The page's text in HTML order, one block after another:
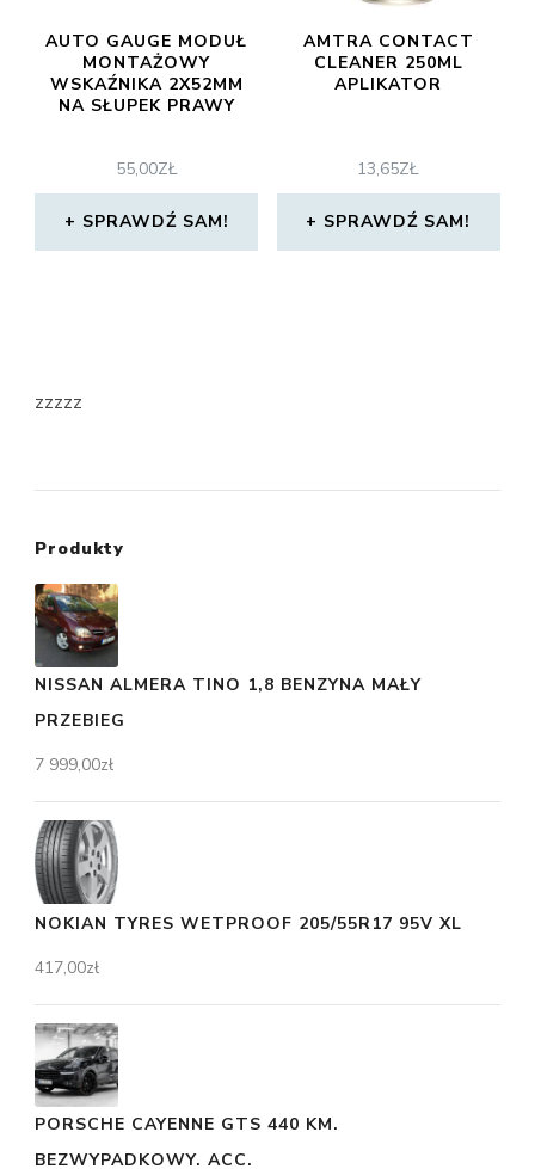
AUTO GAUGE MODUŁ
MONTAŻOWY
WSKAŹNIKA 2X52MM
NA SŁUPEK PRAWY
55,00ZŁ
SPRAWDŹ SAM!
AMTRA CONTACT
CLEANER 250ML
APLIKATOR
13,65ZŁ
SPRAWDŹ SAM!
zzzzz
Produkty
NISSAN ALMERA TINO 1,8 BENZYNA MAŁY
PRZEBIEG
7 999,00zł
NOKIAN TYRES WETPROOF 205/55R17 95V XL
417,00zł
PORSCHE CAYENNE GTS 440 KM.
BEZWYPADKOWY. ACC.